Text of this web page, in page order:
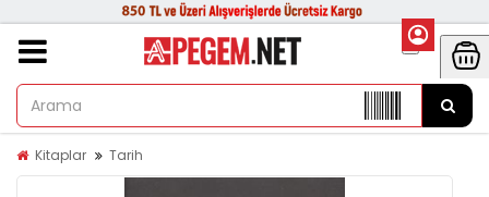
Kitaplar Tarih